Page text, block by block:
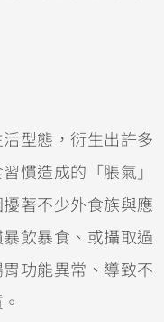
型態，衍生出許多
慣造成的「脹氣」
著不少外食族與應
飲暴食、或攝取過
功能異常、導致不